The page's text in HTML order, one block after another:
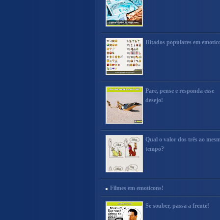
Ditados populares em
Pare, pense e responda esse
desejo!
Qual o valor dos três ao
tempo?
Filmes em emoticons!
Se souber, passa a frente!